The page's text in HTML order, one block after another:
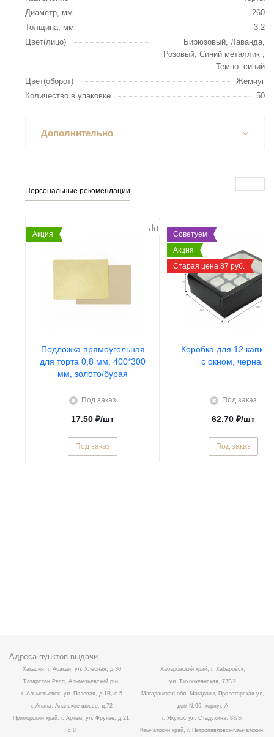
Диаметр, мм
260
Толщина, мм
3.2
Цвет(лицо)
Бирюзовый, Лаванда,
Розовый, Синий металлик ,
Темно- синий
Цвет(оборот)
Жемчуг
Количество в упаковке
50
Дополнительно
Персональные рекомендации
Акция
Подложка прямоугольная
для торта 0,8 мм, 400*300
мм, золото/бурая
Под заказ
17.50 ₽/шт
Под заказ
Советуем
Акция
Старая цена 87 руб.
Коробка для 12
с окном, черная
Под заказ
62.70 ₽/шт
Под заказ
Адреса пунктов выдачи
Хакасия, г. Абакан, ул. Хлебная, д.30
Татарстан Респ, Альметьевский р-н,
г. Альметьевск, ул. Полевая, д.1В, с.5
г. Анапа, Анапское шоссе, д.72
Приморский край, г. Артем, ул. Фрунзе, д.21,
с.8
Хабаровский край, г. Хабаровск,
ул. Тихоокеанская, 73Г/2
Магаданская обл, Магадан г, Пролетарская ул,
дом №96, корпус А
г. Якутск, ул. Стадухина, 83/3г
Камчатский край, г. Петропавловск-Камчатский,